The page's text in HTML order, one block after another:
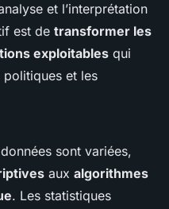
et l’interprétation
est de transformer les
exploitables qui
et les
sont variées,
aux algorithmes
. Les statistiques